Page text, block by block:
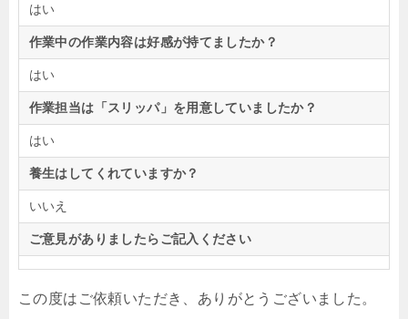
はい
作業中の作業内容は好感が持てましたか？
はい
作業担当は「スリッパ」を用意していましたか？
はい
養生はしてくれていますか？
いいえ
ご意見がありましたらご記入ください
この度はご依頼いただき、ありがとうございました。